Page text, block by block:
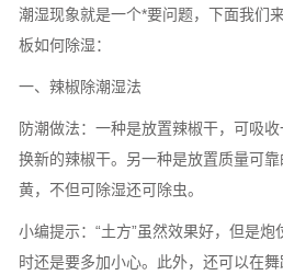
潮湿现象就是一个*要问题，下面我们
板如何除湿：
一、辣椒除潮湿法
防潮做法：一种是放置辣椒干，可吸
换新的辣椒干。另一种是放置质量可
黄，不但可除湿还可除虫。
小编提示：“土方”虽然效果好，但是
时还是要多加小心。此外，还可以在